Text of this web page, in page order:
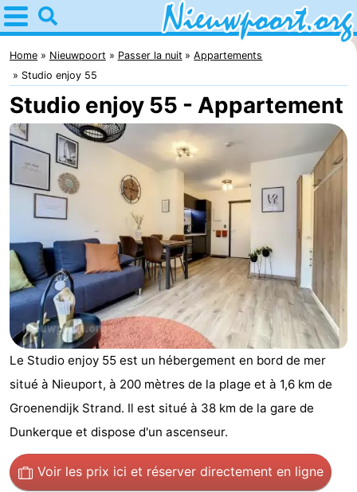
Home
Nieuwpoort
Astuces
Avec
les
enfants
Passer
Appartements
Holiday
Suites
Nieuwpoort
-
Holiday
Suites
Westende
Campings
Chambre
d'hôtes
Chaumières
-
Oostduinkerke
-
Home Nieuwpoort Passer la nuit
Appartements
Studio enjoy 55
Studio enjoy 55 - Appartement
Le Studio enjoy 55 est un hébergement en bord de mer
situé à Nieuport, à 200 mètres de la plage et à 1,6 km de
Groenendijk Strand. Il est situé à 38 km de la gare de
Dunkerque et dispose d'un ascenseur.
Voir les prix ici et réserver directement en ligne